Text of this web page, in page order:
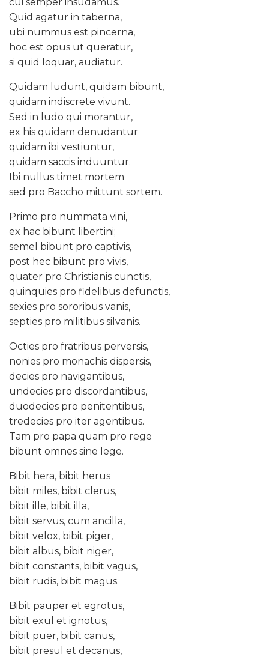
Quid agatur in taberna,
ubi nummus est pincerna,
hoc est opus ut queratur,
si quid loquar, audiatur.
Quidam ludunt, quidam bibunt,
quidam indiscrete vivunt.
Sed in ludo qui morantur,
ex his quidam denudantur
quidam ibi vestiuntur,
quidam saccis induuntur.
Ibi nullus timet mortem
sed pro Baccho mittunt sortem.
Primo pro nummata vini,
ex hac bibunt libertini;
semel bibunt pro captivis,
post hec bibunt pro vivis,
quater pro Christianis cunctis,
quinquies pro fidelibus defunctis,
sexies pro sororibus vanis,
septies pro militibus silvanis.
Octies pro fratribus perversis,
nonies pro monachis dispersis,
decies pro navigantibus,
undecies pro discordantibus,
duodecies pro penitentibus,
tredecies pro iter agentibus.
Tam pro papa quam pro rege
bibunt omnes sine lege.
Bibit hera, bibit herus
bibit miles, bibit clerus,
bibit ille, bibit illa,
bibit servus, cum ancilla,
bibit velox, bibit piger,
bibit albus, bibit niger,
bibit constants, bibit vagus,
bibit rudis, bibit magus.
Bibit pauper et egrotus,
bibit exul et ignotus,
bibit puer, bibit canus,
bibit presul et decanus,